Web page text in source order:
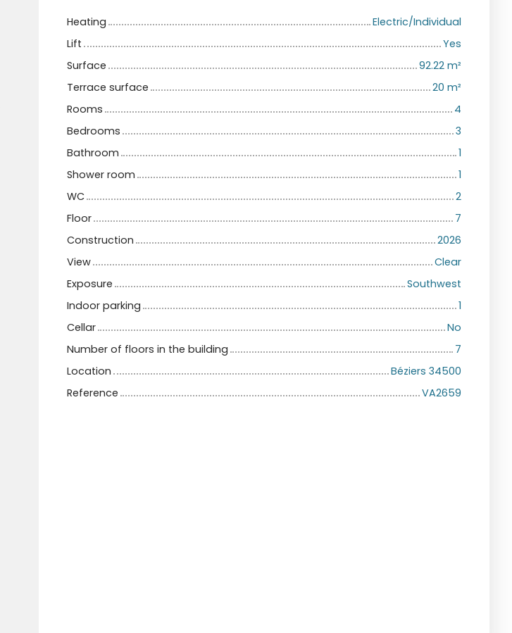
Heating
Electric/Individual
Lift
Yes
Surface
92.22 m²
Terrace surface
20 m²
Rooms
4
Bedrooms
3
Bathroom
1
Shower room
1
WC
2
Floor
7
Construction
2026
View
Clear
Exposure
Southwest
Indoor parking
1
Cellar
No
Number of floors in the building
7
Location
Béziers 34500
Reference
VA2659